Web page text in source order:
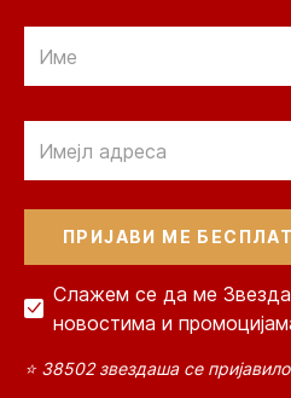
Слажем се да ме Звезда
новостима и
⭐ 38502 звездаша се